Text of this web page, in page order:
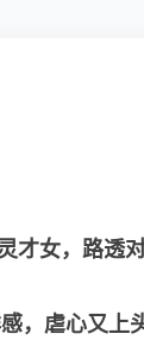
女，路透
，虐心又上头